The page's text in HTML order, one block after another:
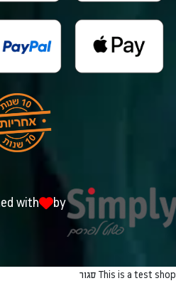
with by
This is a test shop סגור